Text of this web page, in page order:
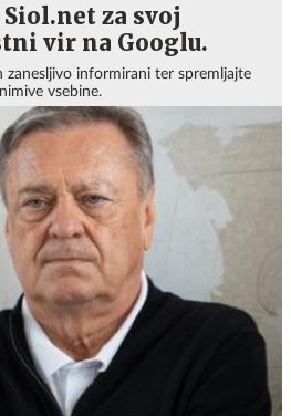
za svoj
vir na Googlu.
zanesljivo informirani ter spremljajte
vsebine.